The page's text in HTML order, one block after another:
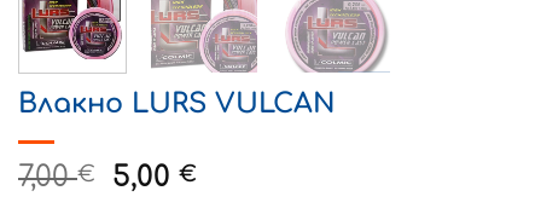
Влакно LURS VULCAN
7,00€
Original
5,00€